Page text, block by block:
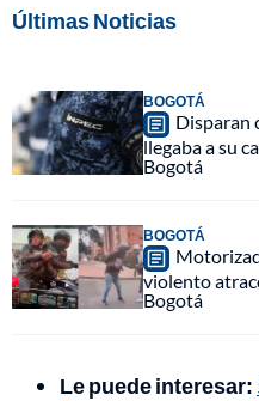
Últimas Noticias
BOGOTÁ
Disparan
llegaba a su
Bogotá
BOGOTÁ
violento
Bogotá
Le puede interesar: